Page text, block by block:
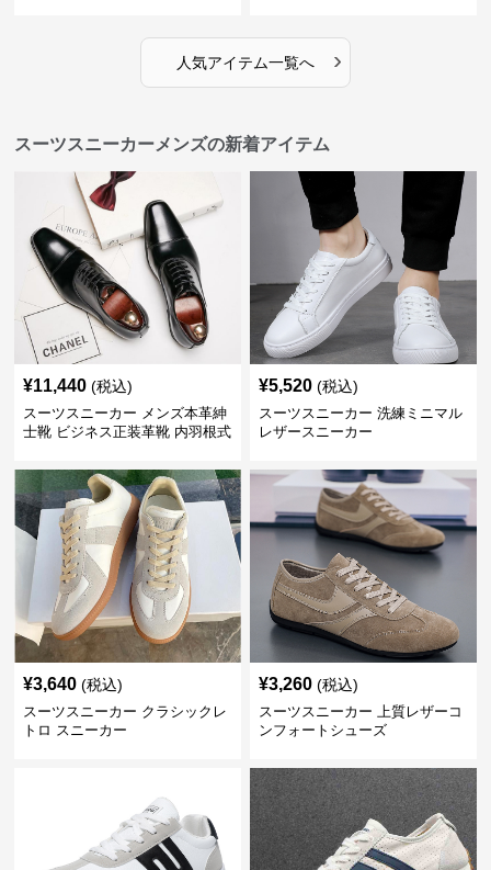
人気アイテム一覧へ ›
スーツスニーカーメンズの新着アイテム
¥11,440 (税込)
スーツスニーカー メンズ本革紳
士靴 ビジネス正装革靴 内羽根式
¥5,520 (税込)
スーツスニーカー 洗練ミニマル
レザースニーカー
¥3,640 (税込)
スーツスニーカー クラシックレ
トロ スニーカー
¥3,260 (税込)
スーツスニーカー 上質レザーコ
ンフォートシューズ